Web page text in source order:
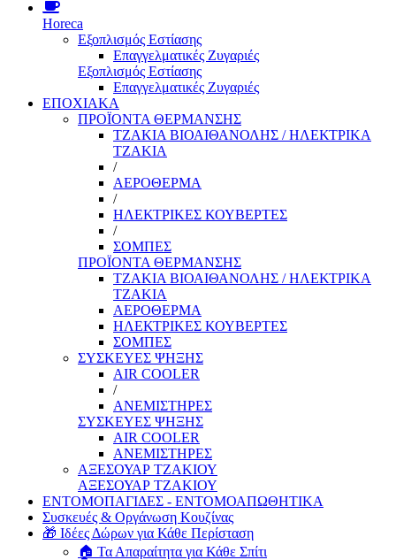
Horeca
Εξοπλισμός Εστίασης
Επαγγελματικές Ζυγαριές
Εξοπλισμός Εστίασης
Επαγγελματικές Ζυγαριές
ΕΠΟΧΙΑΚΑ
ΠΡΟΪΟΝΤΑ ΘΕΡΜΑΝΣΗΣ
ΤΖΑΚΙΑ ΒΙΟΑΙΘΑΝΟΛΗΣ / ΗΛΕΚΤΡΙΚΑ
ΤΖΑΚΙΑ
/
ΑΕΡΟΘΕΡΜΑ
/
ΗΛΕΚΤΡΙΚΕΣ ΚΟΥΒΕΡΤΕΣ
/
ΣΟΜΠΕΣ
ΠΡΟΪΟΝΤΑ ΘΕΡΜΑΝΣΗΣ
ΤΖΑΚΙΑ ΒΙΟΑΙΘΑΝΟΛΗΣ / ΗΛΕΚΤΡΙΚΑ
ΤΖΑΚΙΑ
ΑΕΡΟΘΕΡΜΑ
ΗΛΕΚΤΡΙΚΕΣ ΚΟΥΒΕΡΤΕΣ
ΣΟΜΠΕΣ
ΣΥΣΚΕΥΕΣ ΨΗΞΗΣ
AIR COOLER
/
ΑΝΕΜΙΣΤΗΡΕΣ
ΣΥΣΚΕΥΕΣ ΨΗΞΗΣ
AIR COOLER
ΑΝΕΜΙΣΤΗΡΕΣ
ΑΞΕΣΟΥΑΡ ΤΖΑΚΙΟΥ
ΑΞΕΣΟΥΑΡ ΤΖΑΚΙΟΥ
ΕΝΤΟΜΟΠΑΓΙΔΕΣ - ΕΝΤΟΜΟΑΠΩΘΗΤΙΚΑ
Συσκευές & Οργάνωση Κουζίνας
🎁 Ιδέες Δώρων για Κάθε Περίσταση
🏠 Τα Απαραίτητα για Κάθε Σπίτι